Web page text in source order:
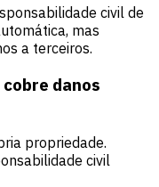
civil de
mas
a terceiros.
danos
propriedade.
civil